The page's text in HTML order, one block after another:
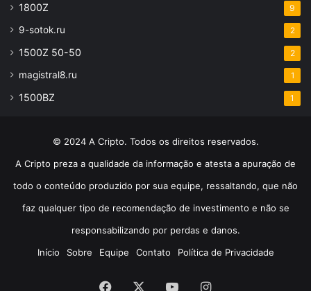
1800Z 9
9-sotok.ru 2
1500Z 50-50 2
magistral8.ru 1
1500BZ 1
© 2024 A Cripto. Todos os direitos reservados.
A Cripto preza a qualidade da informação e atesta a apuração de
todo o conteúdo produzido por sua equipe, ressaltando, que não
faz qualquer tipo de recomendação de investimento e não se
responsabilizando por perdas e danos.
Início
Sobre Equipe Contato Política de Privacidade
Facebook YouTubeInstagram